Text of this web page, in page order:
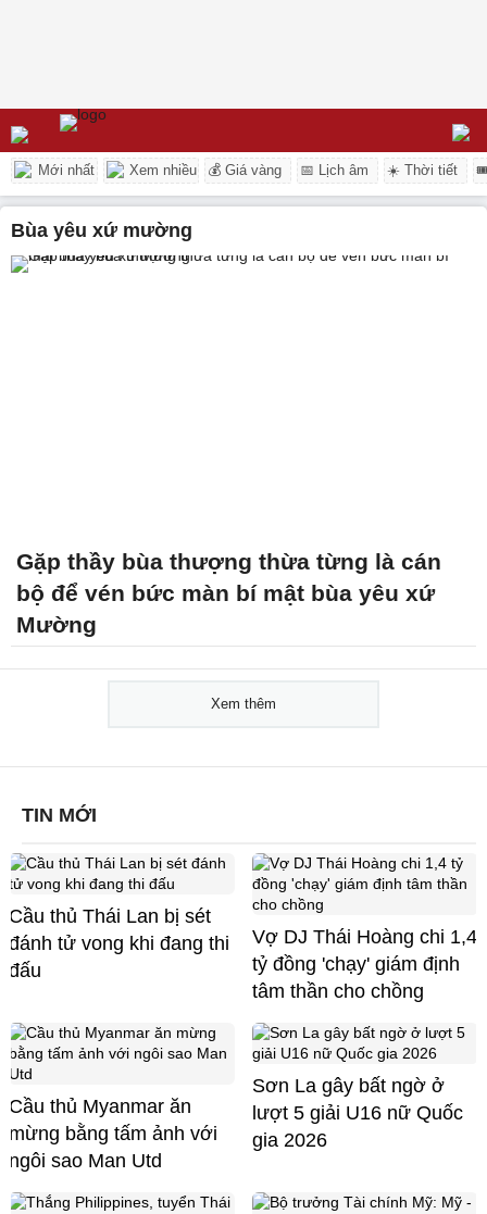
Mới nhất Xem nhiều 💰 Giá vàng 📅 Lịch âm ☀️ Thời tiết
bùa yêu xứ mường
Gặp thầy bùa thượng thừa từng là cán
bộ để vén bức màn bí mật bùa yêu xứ
Mường
Xem thêm
TIN MỚI
Cầu thủ Thái Lan bị sét
đánh tử vong khi đang thi
đấu
Vợ DJ Thái Hoàng chi 1,4
tỷ đồng 'chạy' giám định
tâm thần cho chồng
Cầu thủ Myanmar ăn
mừng bằng tấm ảnh với
ngôi sao Man Utd
Sơn La gây bất ngờ ở
lượt 5 giải U16 nữ Quốc
gia 2026